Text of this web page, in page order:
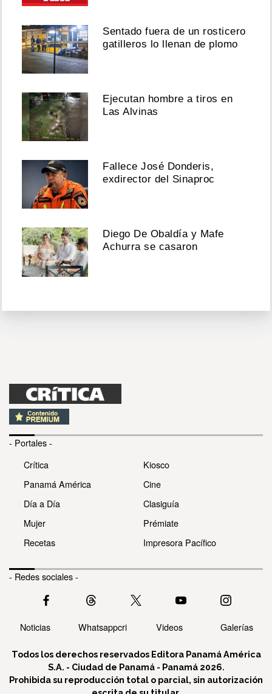
Sentado fuera de un rosticero
gatilleros lo llenan de plomo
Ejecutan hombre a tiros en
Las Alvinas
Fallece José Donderis,
exdirector del Sinaproc
Diego De Obaldía y Mafe
Achurra se casaron
- Portales -
Crítica
Panamá América
Día a Día
Mujer
Recetas
Kiosco
Cine
Clasiguía
Prémiate
Impresora Pacífico
- Redes sociales -
Noticias Whatsappcri Videos Galerías
Todos los derechos reservados Editora Panamá América
S.A. - Ciudad de Panamá - Panamá 2026.
Prohibida su reproducción total o parcial, sin autorización